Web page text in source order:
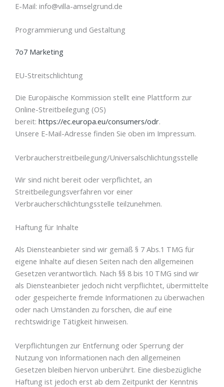
E-Mail: info@villa-amselgrund.de
Programmierung und Gestaltung
7o7 Marketing
EU-Streitschlichtung
Die Europäische Kommission stellt eine Plattform zur
Online-Streitbeilegung (OS)
bereit: https://ec.europa.eu/consumers/odr.
Unsere E-Mail-Adresse finden Sie oben im Impressum.
Verbraucher­streit­beilegung/Universal­schlichtungs­stelle
Wir sind nicht bereit oder verpflichtet, an
Streitbeilegungsverfahren vor einer
Verbraucherschlichtungsstelle teilzunehmen.
Haftung für Inhalte
Als Diensteanbieter sind wir gemäß § 7 Abs.1 TMG für
eigene Inhalte auf diesen Seiten nach den allgemeinen
Gesetzen verantwortlich. Nach §§ 8 bis 10 TMG sind wir
als Diensteanbieter jedoch nicht verpflichtet, übermittelte
oder gespeicherte fremde Informationen zu überwachen
oder nach Umständen zu forschen, die auf eine
rechtswidrige Tätigkeit hinweisen.
Verpflichtungen zur Entfernung oder Sperrung der
Nutzung von Informationen nach den allgemeinen
Gesetzen bleiben hiervon unberührt. Eine diesbezügliche
Haftung ist jedoch erst ab dem Zeitpunkt der Kenntnis